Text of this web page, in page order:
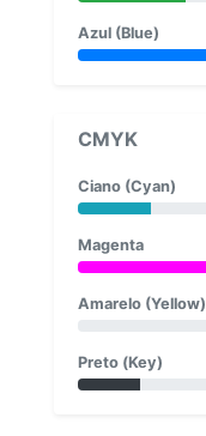
Azul (Blue)
CMYK
Ciano (Cyan)
Magenta
Amarelo (Yellow)
Preto (Key)